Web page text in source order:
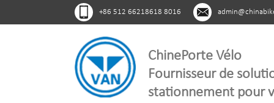
+86 512 66218618 8016
ChinePorte Vélo
Fournisseur de
stationnement pour